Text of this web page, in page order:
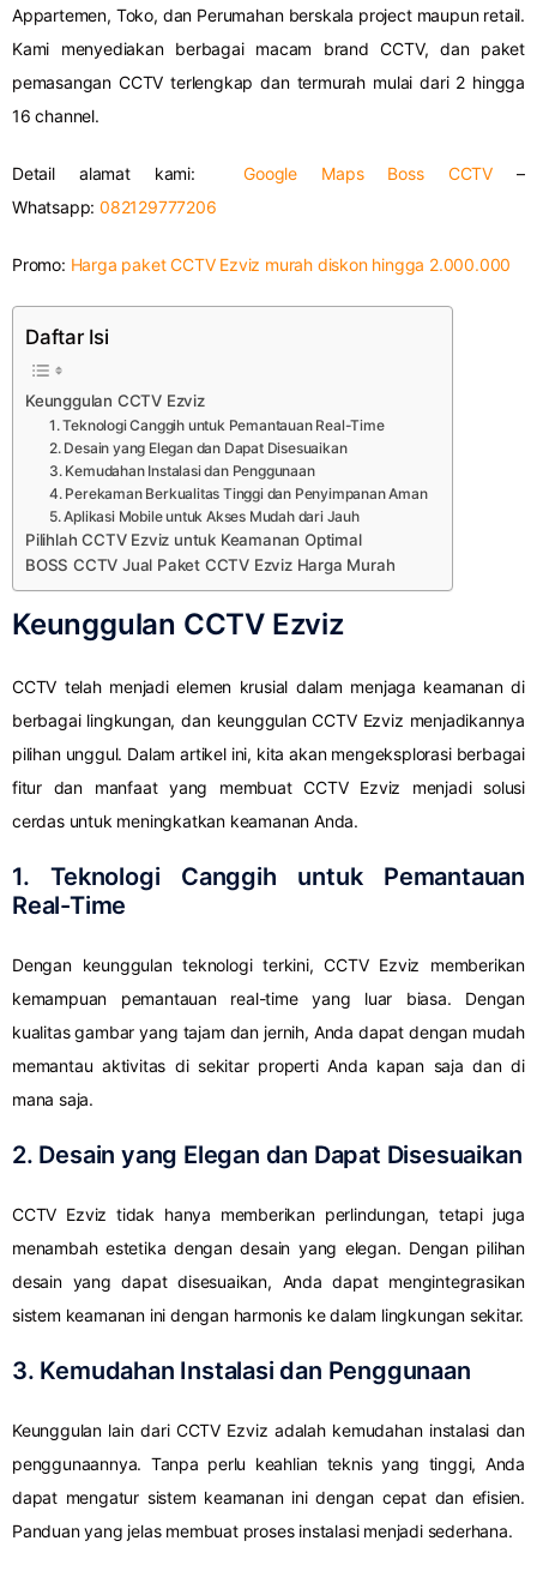
Appartemen, Toko, dan Perumahan berskala project maupun retail.
Kami menyediakan berbagai macam brand CCTV, dan paket
pemasangan CCTV terlengkap dan termurah mulai dari 2 hingga
16 channel.
Detail alamat kami:Google Maps Boss CCTV –
Whatsapp:082129777206
Promo: Harga paket CCTV Ezviz murah diskon hingga 2.000.000
Daftar Isi
Keunggulan CCTV Ezviz
1. Teknologi Canggih untuk Pemantauan Real-Time
2. Desain yang Elegan dan Dapat Disesuaikan
3. Kemudahan Instalasi dan Penggunaan
4. Perekaman Berkualitas Tinggi dan Penyimpanan Aman
5. Aplikasi Mobile untuk Akses Mudah dari Jauh
Pilihlah CCTV Ezviz untuk Keamanan Optimal
BOSS CCTV Jual Paket CCTV Ezviz Harga Murah
Keunggulan CCTV Ezviz
CCTV telah menjadi elemen krusial dalam menjaga keamanan di
berbagai lingkungan, dan keunggulan CCTV Ezviz menjadikannya
pilihan unggul. Dalam artikel ini, kita akan mengeksplorasi berbagai
fitur dan manfaat yang membuat CCTV Ezviz menjadi solusi
cerdas untuk meningkatkan keamanan Anda.
1. Teknologi Canggih untuk Pemantauan
Real-Time
Dengan keunggulan teknologi terkini, CCTV Ezviz memberikan
kemampuan pemantauan real-time yang luar biasa. Dengan
kualitas gambar yang tajam dan jernih, Anda dapat dengan mudah
memantau aktivitas di sekitar properti Anda kapan saja dan di
mana saja.
2. Desain yang Elegan dan Dapat Disesuaikan
CCTV Ezviz tidak hanya memberikan perlindungan, tetapi juga
menambah estetika dengan desain yang elegan. Dengan pilihan
desain yang dapat disesuaikan, Anda dapat mengintegrasikan
sistem keamanan ini dengan harmonis ke dalam lingkungan sekitar.
3. Kemudahan Instalasi dan Penggunaan
Keunggulan lain dari CCTV Ezviz adalah kemudahan instalasi dan
penggunaannya. Tanpa perlu keahlian teknis yang tinggi, Anda
dapat mengatur sistem keamanan ini dengan cepat dan efisien.
Panduan yang jelas membuat proses instalasi menjadi sederhana.